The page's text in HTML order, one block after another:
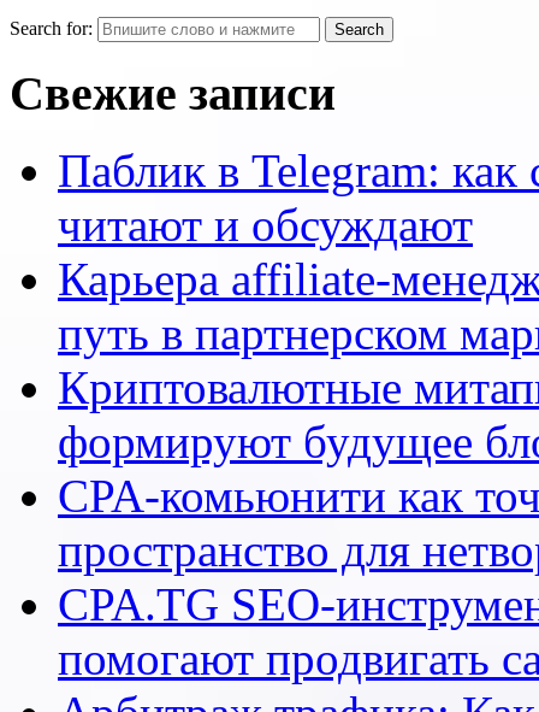
Search for:
Свежие записи
Паблик в Telegram: как
читают и обсуждают
Карьера affiliate-
путь в партнерском
Криптовалютные
формируют будущее
CPA-комьюнити как
пространство для
CPA.TG SEO-
помогают продвигать